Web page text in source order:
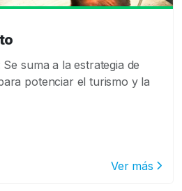
suma a la estrategia de
potenciar el turismo y la
Ver más